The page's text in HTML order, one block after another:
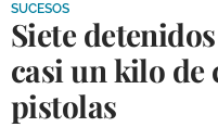
DEPORTES
COMPETICIONES
SUCESOS
Siete
casi un kilo de
pistolas